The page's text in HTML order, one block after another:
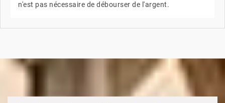
n'est pas nécessaire de débourser de l'argent.